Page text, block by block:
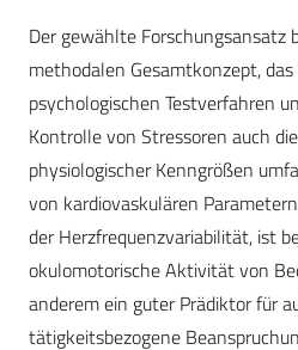
Der gewählte
methodalen Gesamtkonzept,
psychologischen Testverfahren
Kontrolle von Stressoren auch
physiologischer Kenngrößen
von kardiovaskulären
der Herzfrequenzvariabilität, ist
okulomotorische Aktivität von
anderem ein guter Prädiktor für
tätigkeitsbezogene